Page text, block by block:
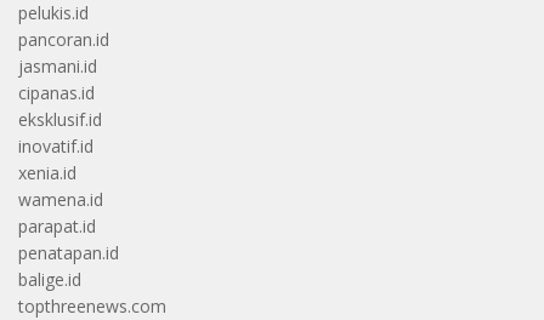
pelukis.id
pancoran.id
jasmani.id
cipanas.id
eksklusif.id
inovatif.id
xenia.id
wamena.id
parapat.id
penatapan.id
balige.id
topthreenews.com